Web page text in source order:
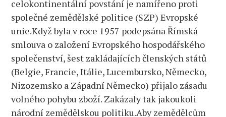
celokontinentální povstání je namířeno proti
společné zemědělské politice (SZP) Evropské
unie.Když byla v roce 1957 podepsána Římská
smlouva o založení Evropského hospodářského
společenství, šest zakládajících členských států
(Belgie, Francie, Itálie, Lucembursko, Německo,
Nizozemsko a Západní Německo) přijalo zásadu
volného pohybu zboží. Zakázaly tak jakoukoli
národní zemědělskou politiku.Aby zemědělcům